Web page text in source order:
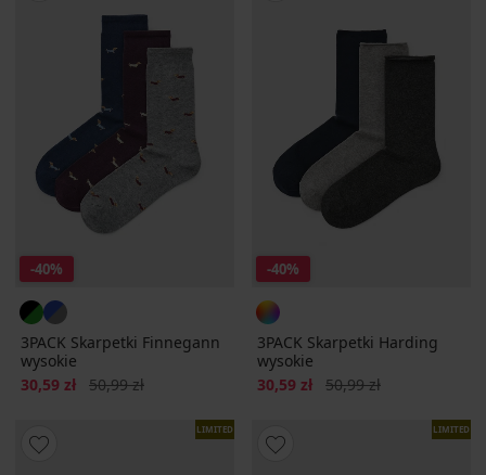
-40%
3PACK Skarpetki Finnegann
wysokie
Zniżka
30,59 zł Pierwotna cena
50,99 zł
-40%
3PACK Skarpetki Harding
wysokie
Zniżka
30,59 zł Pierwotna cena
50,99 zł
LIMITED LIMITED